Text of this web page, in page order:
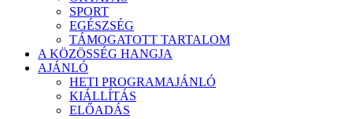
SPORT
EGÉSZSÉG
TÁMOGATOTT TARTALOM
A KÖZÖSSÉG HANGJA
AJÁNLÓ
HETI PROGRAMAJÁNLÓ
KIÁLLÍTÁS
ELŐADÁS